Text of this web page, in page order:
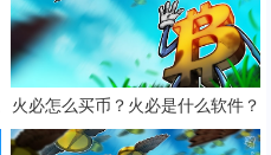
火必怎么买币？火必是什么软件？